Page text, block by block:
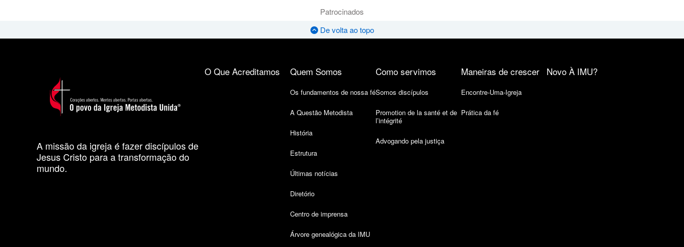
Patrocinados
De volta ao topo
A missão da igreja é fazer discípulos de
Jesus Cristo para a transformação do
mundo.
O Que Acreditamos Quem Somos
Os fundamentos de nossa fé
A Questão Metodista
História
Estrutura
Últimas notícias
Diretório
Centro de imprensa
Árvore genealógica da IMU
Como servimos
Somos discípulos
Promotion de la santé et de
l’intégrité
Advogando pela justiça
Maneiras de crescer
Encontre-Uma-Igreja
Prática da fé
Novo À IMU?